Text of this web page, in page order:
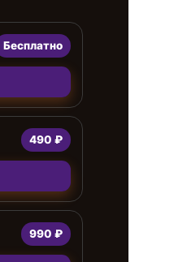
Бесплатно
490 ₽
990 ₽